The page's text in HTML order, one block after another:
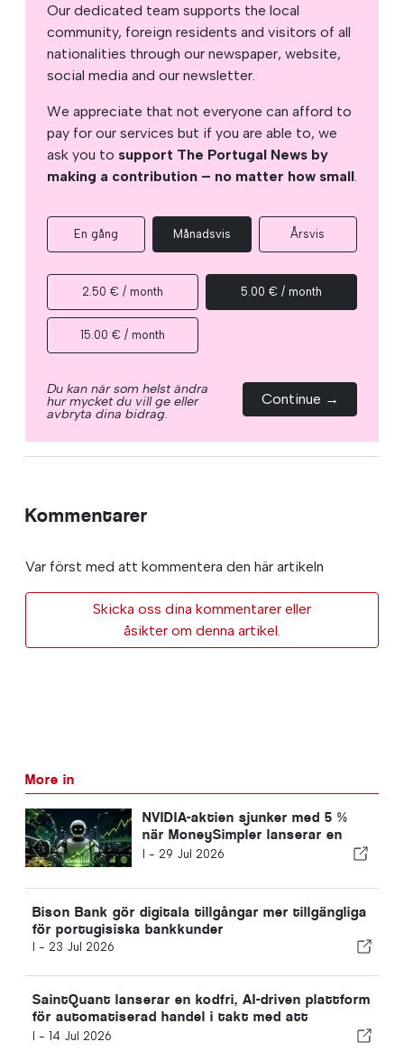
Our dedicated team supports the local
community, foreign residents and visitors of all
nationalities through our newspaper, website,
social media and our newsletter.
We appreciate that not everyone can afford to
pay for our services but if you are able to, we
ask you to support The Portugal News by
making a contribution – no matter how small.
En gång Månadsvis Årsvis
2.50 € / month 5.00 € / month
15.00 € / month
Du kan när som helst ändra
hur mycket du vill ge eller
avbryta dina bidrag.
Continue →
Kommentarer
Var först med att kommentera den här artikeln
Skicka oss dina kommentarer eller
åsikter om denna artikel.
More in
NVIDIA-aktien sjunker med 5 %
när MoneySimpler lanserar en
lösning för passiv inkomst
I - 29 Jul 2026
Bison Bank gör digitala tillgångar mer tillgängliga
för portugisiska bankkunder
I - 23 Jul 2026
SaintQuant lanserar en kodfri, AI-driven plattform
för automatiserad handel i takt med att
användningen av AI ökar på finansmarknaderna
I - 14 Jul 2026